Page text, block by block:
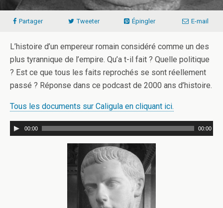
Partager Tweeter Épingler E-mail
L’histoire d’un empereur romain considéré comme un des
plus tyrannique de l’empire. Qu’a t-il fait ? Quelle politique
? Est ce que tous les faits reprochés se sont réellement
passé ? Réponse dans ce podcast de 2000 ans d’histoire.
Tous les documents sur Caligula en cliquant ici.
00:00 00:00